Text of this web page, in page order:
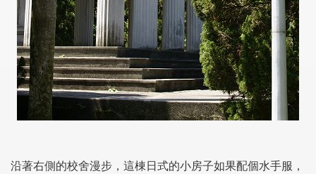
沿著右側的校舍漫步，這棟日式的小房子如果配個水手服，